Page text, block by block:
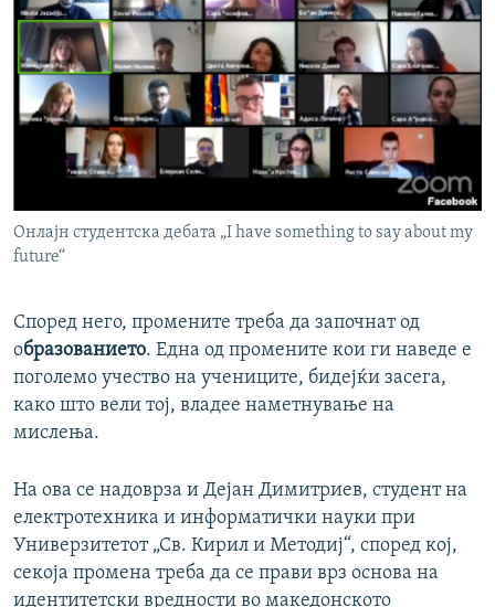
Онлајн студентска дебата „I have something to say about my
future“
Според него, промените треба да започнат од
образованието. Една од промените кои ги наведе е
поголемо учество на учениците, бидејќи засега,
како што вели тој, владее наметнување на
мислења.
На ова се надоврза и Дејан Димитриев, студент на
електротехника и информатички науки при
Универзитетот „Св. Кирил и Методиј“, според кој,
секоја промена треба да се прави врз основа на
идентитетски вредности во македонското